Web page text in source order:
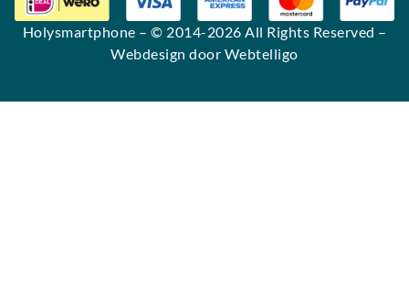
Holysmartphone – © 2014-2026 All Rights Reserved –
Webdesign door Webtelligo